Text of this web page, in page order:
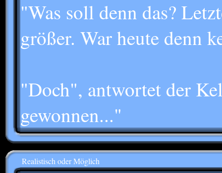
"Was soll denn das?
größer. War heute denn
"Doch", antwortet der
gewonnen..."
Realistisch oder Möglich